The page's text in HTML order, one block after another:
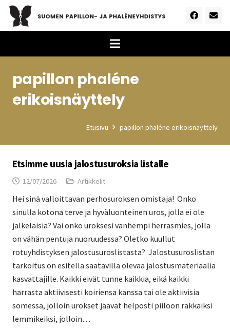
papillon phaléne
erikoisnäyttely
Etusivu papillon phaléne erikoisnäyttely
Etsimme uusia jalostusuroksia listalle
12/07/2026 Artikkelit
Hei sinä valloittavan perhosuroksen omistaja! Onko
sinulla kotona terve ja hyväluonteinen uros, jolla ei ole
jälkeläisiä? Vai onko uroksesi vanhempi herrasmies, jolla
on vähän pentuja nuoruudessa? Oletko kuullut
rotuyhdistyksen jalostusuroslistasta? Jalostusuroslistan
tarkoitus on esitellä saatavilla olevaa jalostusmateriaalia
kasvattajille. Kaikki eivät tunne kaikkia, eikä kaikki
harrasta aktiivisesti koiriensa kanssa tai ole aktiivisia
somessa, jolloin urokset jäävät helposti piiloon rakkaiksi
lemmikeiksi, jolloin…